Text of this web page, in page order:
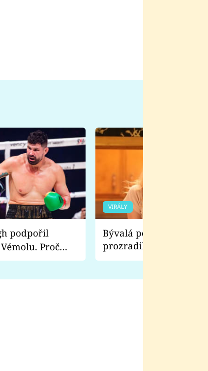
Proč
s ním než
VIRÁLY
Bývalá pornoherečka
prozradila, co ji
natáčení Euforie.